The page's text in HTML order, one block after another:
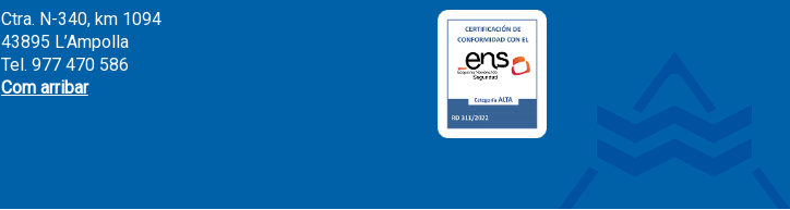
Ctra. N-340, km 1094
43895 L’Ampolla
Tel. 977 470 586
Com arribar